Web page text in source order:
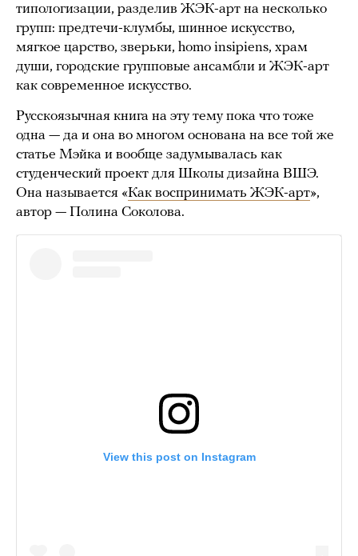
типологизации, разделив ЖЭК-арт на несколько
групп: предтечи-клумбы, шинное искусство,
мягкое царство, зверьки, homo insipiens, храм
души, городские групповые ансамбли и ЖЭК-арт
как современное искусство.
Русскоязычная книга на эту тему пока что тоже
одна — да и она во многом основана на все той же
статье Мэйка и вообще задумывалась как
студенческий проект для Школы дизайна ВШЭ.
Она называется «Как воспринимать ЖЭК-арт»,
автор — Полина Соколова.